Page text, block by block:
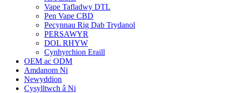
Vape Tafladwy DTL
Pen Vape CBD
Pecynnau Rig Dab Trydanol
PERSAWYR
DOL RHYW
Cynhyrchion Eraill
OEM ac ODM
Amdanom Ni
Newyddion
Cysylltwch â Ni